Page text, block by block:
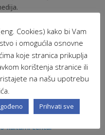
kulturni centar
Cookies) kako bi Vam
i omogućila osnovne
koje stranica prikuplja
korištenja stranice ili
na našu upotrebu
Prihvati sve